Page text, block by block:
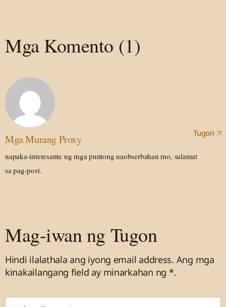
Mga Komento (1)
Mga Murang Proxy
napaka-interesante ng mga puntong naobserbahan mo, salamat
sa pag-post.
Tugon
Mag-iwan ng Tugon
Hindi ilalathala ang iyong email address. Ang mga
kinakailangang field ay minarkahan ng *.